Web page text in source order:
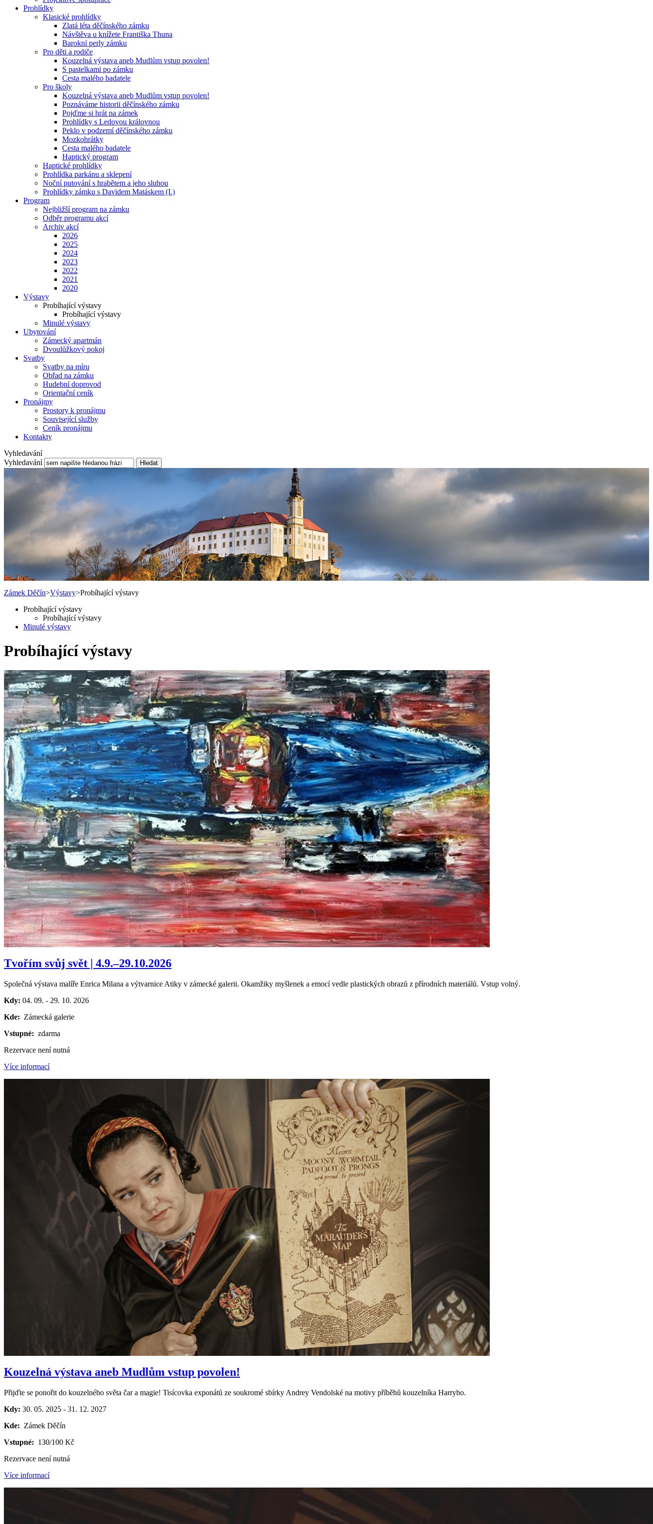
Prohlídky
Klasické prohlídky
Zlatá léta děčínského zámku
Návštěva u knížete Františka Thuna
Barokní perly zámku
Pro děti a rodiče
Kouzelná výstava aneb Mudlům vstup povolen!
S pastelkami po zámku
Cesta malého badatele
Pro školy
Kouzelná výstava aneb Mudlům vstup povolen!
Poznáváme historii děčínského zámku
Pojďme si hrát na zámek
Prohlídky s Ledovou královnou
Peklo v podzemí děčínského zámku
Mozkohrátky
Cesta malého badatele
Haptický program
Haptické prohlídky
Prohlídka parkánu a sklepení
Noční putování s hrabětem a jeho sluhou
Prohlídky zámku s Davidem Matáskem (I.)
Program
Nejbližší program na zámku
Odběr programu akcí
Archiv akcí
2026
2025
2024
2023
2022
2021
2020
Výstavy
Probíhající výstavy
Probíhající výstavy
Minulé výstavy
Ubytování
Zámecký apartmán
Dvoulůžkový pokoj
Svatby
Svatby na míru
Obřad na zámku
Hudební doprovod
Orientační ceník
Pronájmy
Prostory k pronájmu
Související služby
Ceník pronájmu
Kontakty
Vyhledavání
Vyhledavání
Hledat
Zámek Děčín>Výstavy>Probíhající výstavy
Probíhající výstavy
Probíhající výstavy
Minulé výstavy
Probíhající výstavy
Tvořím svůj svět | 4.9.–29.10.2026
Společná výstava malíře Enrica Milana a výtvarnice Atiky v zámecké galerii. Okamžiky myšlenek a emocí vedle plastických obrazů z přírodních materiálů. Vstup volný.
Kdy: 04. 09. - 29. 10. 2026
Kde: Zámecká galerie
Vstupné: zdarma
Rezervace není nutná
Více informací
Kouzelná výstava aneb Mudlům vstup povolen!
Přijďte se ponořit do kouzelného světa čar a magie! Tisícovka exponátů ze soukromé sbírky Andrey Vendolské na motivy příběhů kouzelníka Harryho.
Kdy: 30. 05. 2025 - 31. 12. 2027
Kde: Zámek Děčín
Vstupné: 130/100 Kč
Rezervace není nutná
Více informací